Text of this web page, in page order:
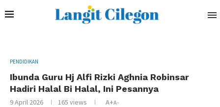
PENDIDIKAN
Ibunda Guru Hj Alfi Rizki Aghnia Robinsar
Hadiri Halal Bi Halal, Ini Pesannya
9 April 2026 165 views A+A-